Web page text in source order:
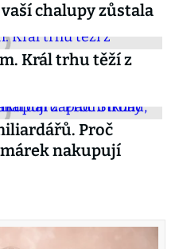
chalupy zůstala
Král trhu těží z
Proč
nakupují